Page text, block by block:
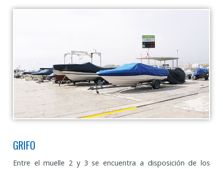
GRIFO
Entre el muelle 2 y 3 se encuentra a disposición de los